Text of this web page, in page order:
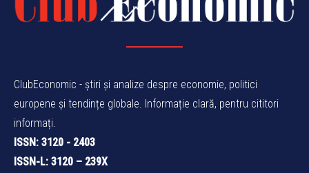
ClubEconomic - știri și analize despre economie, politici
europene și tendințe globale. Informație clară, pentru cititori
informați.
ISSN: 3120 - 2403
ISSN-L: 3120 – 239X